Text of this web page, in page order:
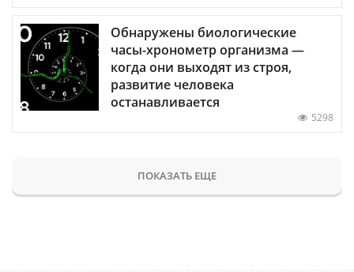
Обнаружены биологические
часы-хронометр организма —
когда они выходят из строя,
развитие человека
останавливается
5298
ПОКАЗАТЬ ЕЩЕ